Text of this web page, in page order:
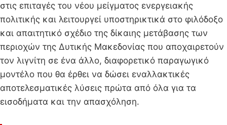
στις επιταγές του νέου μείγματος ενεργειακής
πολιτικής και λειτουργεί υποστηρικτικά στο φιλόδοξο
και απαιτητικό σχέδιο της δίκαιης μετάβασης των
περιοχών της Δυτικής Μακεδονίας που αποχαιρετούν
τον λιγνίτη σε ένα άλλο, διαφορετικό παραγωγικό
μοντέλο που θα έρθει να δώσει εναλλακτικές
αποτελεσματικές λύσεις πρώτα από όλα για τα
εισοδήματα και την απασχόληση.